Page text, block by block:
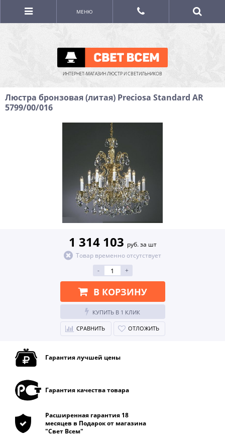
ИНТЕРНЕТ-МАГАЗИН ЛЮСТР И СВЕТИЛЬНИКОВ
МЕНЮ
Люстра бронзовая (литая) Preciosa Standard AR
5799/00/016
1 314 103 руб. за шт
Товар временно отсутствует
-
+
В КОРЗИНУ
КУПИТЬ В 1 КЛИК
СРАВНИТЬ ОТЛОЖИТЬ
Гарантия лучшей цены
Гарантия качества товара
Расширенная гарантия 18
месяцев в Подарок от магазина
"Свет Всем"